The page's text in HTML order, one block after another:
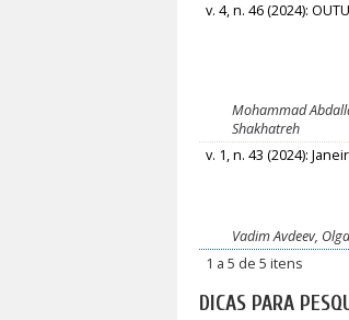
v. 4, n. 46 (2024):
Mohammad
Shakhatreh
v. 1, n. 43 (2024):
Vadim Avdeev,
1 a 5 de 5 itens
DICAS PARA